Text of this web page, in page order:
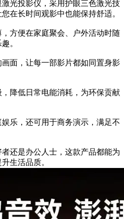
光投影仪，采用护眼三色激光技
在长时间观影中也能保持舒适。
方便在家庭聚会、户外活动时随
。
面，让每一部影片都如同置身影
降低日常电能消耗，为环保贡献
乐，还可用于商务演示，满足不
还是办公人士，这款产品都能为
生活品质。